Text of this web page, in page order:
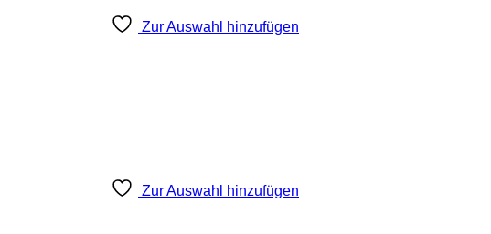
Zur Auswahl hinzufügen
Zur Auswahl hinzufügen